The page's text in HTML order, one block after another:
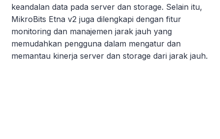
keandalan data pada server dan storage. Selain itu,
MikroBits Etna v2 juga dilengkapi dengan fitur
monitoring dan manajemen jarak jauh yang
memudahkan pengguna dalam mengatur dan
memantau kinerja server dan storage dari jarak jauh.